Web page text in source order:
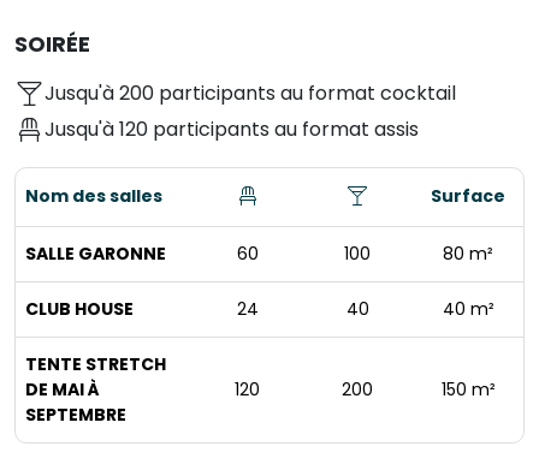
SOIRÉE
Jusqu'à 200 participants au format cocktail
Jusqu'à 120 participants au format assis
Nom des salles Surface
SALLE GARONNE 60 100 80 m²
CLUB HOUSE 24 40 40 m²
TENTE STRETCH
DE MAI À
SEPTEMBRE
120 200 150 m²